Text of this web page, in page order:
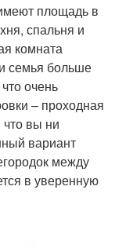
площадь в
спальня и
комната
семья больше
очень
– проходная
что вы ни
вариант
между
в уверенную